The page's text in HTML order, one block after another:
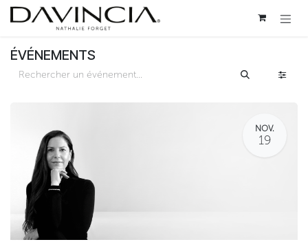
Se rendre au contenu
ÉVÉNEMENTS
NOV.
19